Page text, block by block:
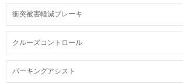
衝突被害軽減ブレーキ
クルーズコントロール
パーキングアシスト